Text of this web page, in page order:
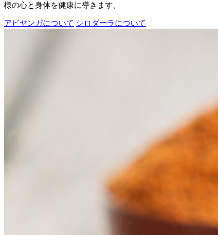
様の心と身体を健康に導きます。
アビヤンガについて シロダーラについて